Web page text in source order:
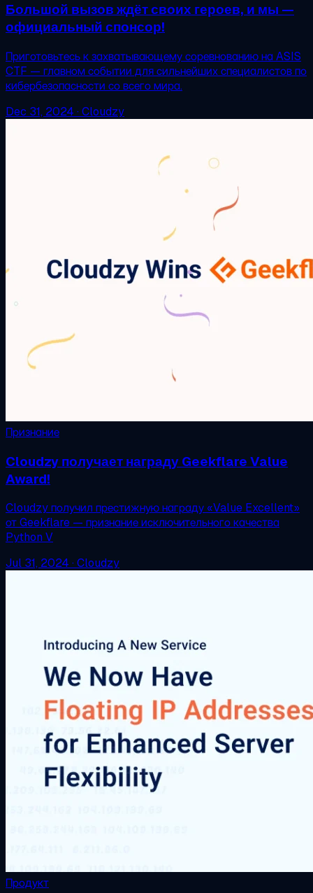
Большой вызов ждёт своих героев, и мы —
официальный спонсор!
Приготовьтесь к захватывающему соревнованию на ASIS
CTF — главном событии для сильнейших специалистов по
кибербезопасности со всего мира.
Dec 31, 2024 · Cloudzy
Признание
Cloudzy получает награду Geekflare Value
Award!
Cloudzy получил престижную награду «Value Excellent»
от Geekflare — признание исключительного качества
Python V
Jul 31, 2024 · Cloudzy
Продукт